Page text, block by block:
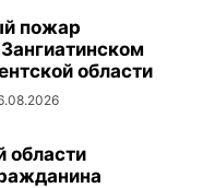
пожар
области
области